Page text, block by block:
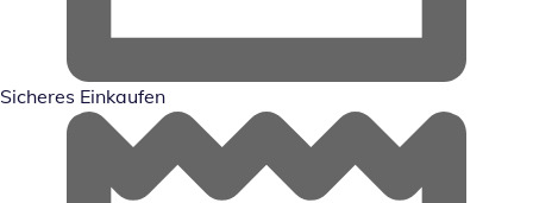
Sicheres Einkaufen